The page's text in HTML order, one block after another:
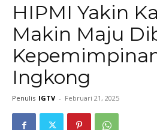
HIPMI Yakin
Makin Maju
Ingkong
Penulis IGTV - Februari 21, 2025